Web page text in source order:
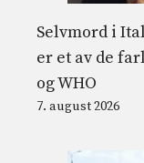
Selvmord i
er et av de
og WHO
7. august 2026